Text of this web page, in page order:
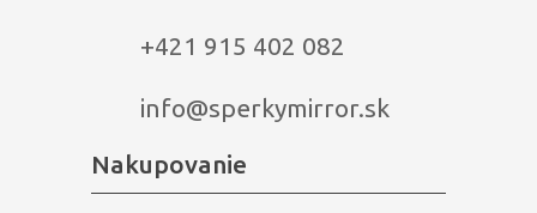
+421 915 402 082
info@sperkymirror.sk
Nakupovanie